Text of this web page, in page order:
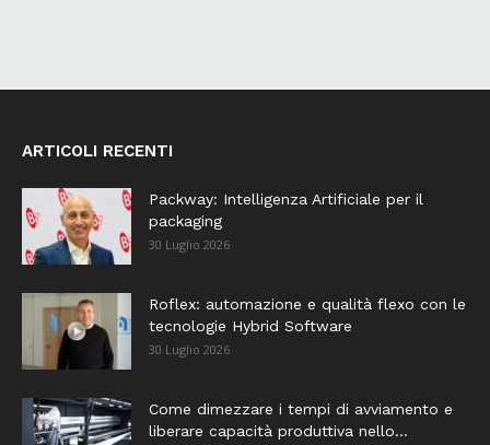
ARTICOLI RECENTI
Packway: Intelligenza Artificiale per il
packaging
30 Luglio 2026
Roflex: automazione e qualità flexo con le
tecnologie Hybrid Software
30 Luglio 2026
Come dimezzare i tempi di avviamento e
liberare capacità produttiva nello...